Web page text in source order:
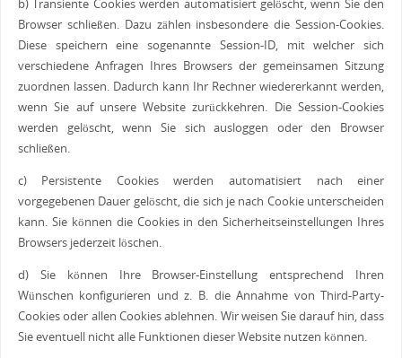
b) Transiente Cookies werden automatisiert gelöscht, wenn Sie den
Browser schließen. Dazu zählen insbesondere die Session-Cookies.
Diese speichern eine sogenannte Session-ID, mit welcher sich
verschiedene Anfragen Ihres Browsers der gemeinsamen Sitzung
zuordnen lassen. Dadurch kann Ihr Rechner wiedererkannt werden,
wenn Sie auf unsere Website zurückkehren. Die Session-Cookies
werden gelöscht, wenn Sie sich ausloggen oder den Browser
schließen.
c) Persistente Cookies werden automatisiert nach einer
vorgegebenen Dauer gelöscht, die sich je nach Cookie unterscheiden
kann. Sie können die Cookies in den Sicherheitseinstellungen Ihres
Browsers jederzeit löschen.
d) Sie können Ihre Browser-Einstellung entsprechend Ihren
Wünschen konfigurieren und z. B. die Annahme von Third-Party-
Cookies oder allen Cookies ablehnen. Wir weisen Sie darauf hin, dass
Sie eventuell nicht alle Funktionen dieser Website nutzen können.